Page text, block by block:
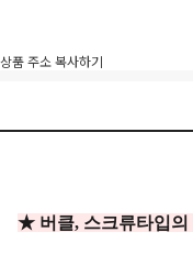
상품 주소 복사하기
★ 버클, 스크류타입의